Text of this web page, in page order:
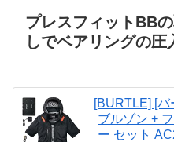
プレスフィットBB
しでベアリングの圧
[BURTLE] [
ブルゾン +
ー セット